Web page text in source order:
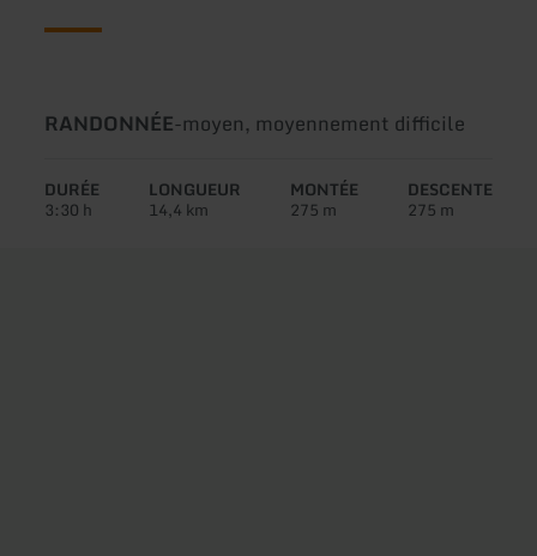
Type
circuit:
RANDONNÉE-Difficulté:
moyen, moyennement difficile
DURÉE
3:30 h
LONGUEUR
14,4 km
MONTÉE
275 m
DESCENTE
275 m